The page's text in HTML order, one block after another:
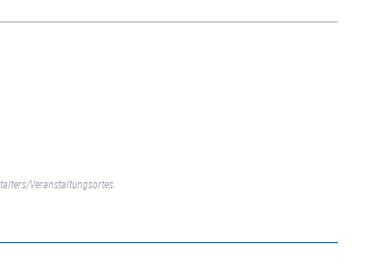
Veranstaltungsortes.